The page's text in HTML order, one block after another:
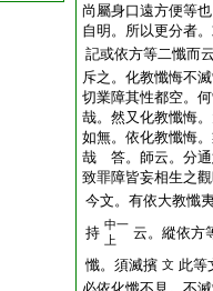
尚屬身口遠方便等
自明。所以更分者
記或依方等二懺而
斥之。化教懺悔不
切業障其性都空。
哉。然又化教懺悔
如無。依化教懺悔
哉 答。師云。分通
致罪障皆妄相生之
今文。有依大教懺
持 中一
上
云。縱依方
懺。須滅擯 文 此等